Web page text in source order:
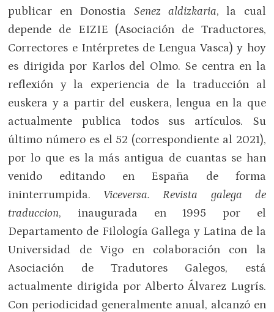
publicar en Donostia Senez aldizkaria, la cual
depende de EIZIE (Asociación de Traductores,
Correctores e Intérpretes de Lengua Vasca) y hoy
es dirigida por Karlos del Olmo. Se centra en la
reflexión y la experiencia de la traducción al
euskera y a partir del euskera, lengua en la que
actualmente publica todos sus artículos. Su
último número es el 52 (correspondiente al 2021),
por lo que es la más antigua de cuantas se han
venido editando en España de forma
ininterrumpida. Viceversa. Revista galega de
traduccion, inaugurada en 1995 por el
Departamento de Filología Gallega y Latina de la
Universidad de Vigo en colaboración con la
Asociación de Tradutores Galegos, está
actualmente dirigida por Alberto Álvarez Lugrís.
Con periodicidad generalmente anual, alcanzó en